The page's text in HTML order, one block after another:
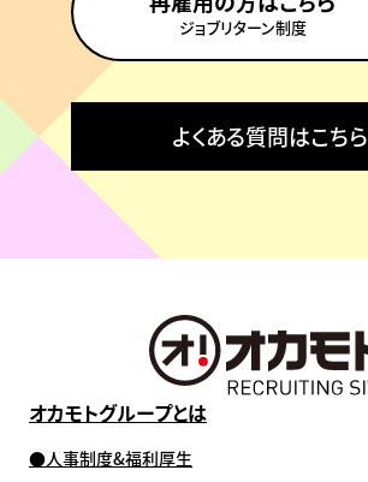
ジョブリターン制度
よくある質問はこちら
オカモトグループとは
人事制度&福利厚生